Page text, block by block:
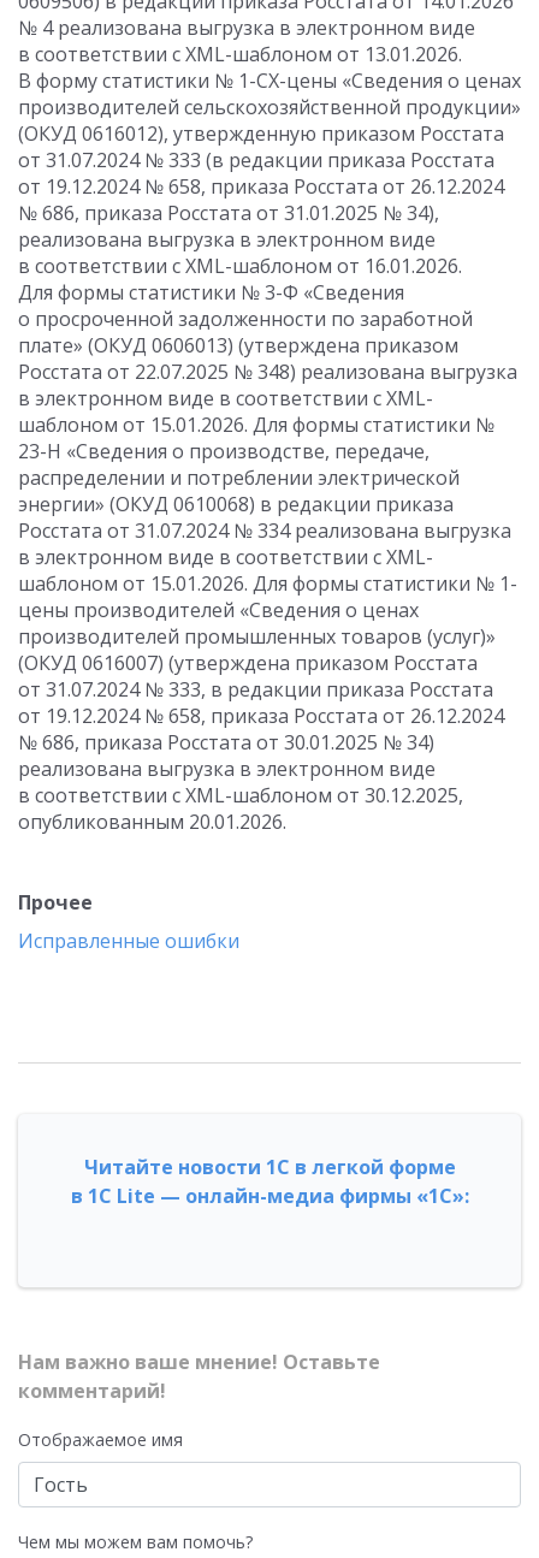
№ 4 реализована выгрузка в электронном виде
в соответствии с XML-шаблоном от 13.01.2026.
В форму статистики № 1-СХ-цены «Сведения о ценах
производителей сельскохозяйственной продукции»
(ОКУД 0616012), утвержденную приказом Росстата
от 31.07.2024 № 333 (в редакции приказа Росстата
от 19.12.2024 № 658, приказа Росстата от 26.12.2024
№ 686, приказа Росстата от 31.01.2025 № 34),
реализована выгрузка в электронном виде
в соответствии с XML-шаблоном от 16.01.2026.
Для формы статистики № 3-Ф «Сведения
о просроченной задолженности по заработной
плате» (ОКУД 0606013) (утверждена приказом
Росстата от 22.07.2025 № 348) реализована выгрузка
в электронном виде в соответствии с XML-
шаблоном от 15.01.2026. Для формы статистики №
23-Н «Сведения о производстве, передаче,
распределении и потреблении электрической
энергии» (ОКУД 0610068) в редакции приказа
Росстата от 31.07.2024 № 334 реализована выгрузка
в электронном виде в соответствии с XML-
шаблоном от 15.01.2026. Для формы статистики № 1-
цены производителей «Сведения о ценах
производителей промышленных товаров (услуг)»
(ОКУД 0616007) (утверждена приказом Росстата
от 31.07.2024 № 333, в редакции приказа Росстата
от 19.12.2024 № 658, приказа Росстата от 26.12.2024
№ 686, приказа Росстата от 30.01.2025 № 34)
реализована выгрузка в электронном виде
в соответствии с XML-шаблоном от 30.12.2025,
опубликованным 20.01.2026.
Прочее
Исправленные ошибки
Читайте новости 1С в легкой форме
в 1С Lite — онлайн-медиа фирмы «1С»:
Нам важно ваше мнение! Оставьте
комментарий!
Отображаемое имя
Чем мы можем вам помочь?